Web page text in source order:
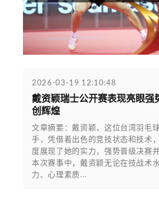
2026-03-19 12:10:48
戴资颖瑞士公开赛表现亮眼强
创辉煌
文章摘要：戴资颖，这位台湾羽毛
手，凭借着出色的竞技状态和技术
度展现了她的实力，强势晋级决赛
本次赛事中，戴资颖无论在技战术
力、心理素质...